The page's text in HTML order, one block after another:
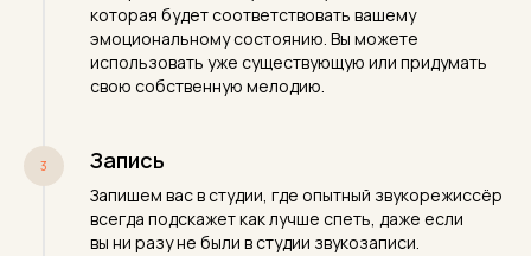
которая будет соответствовать вашему
эмоциональному состоянию. Вы можете
использовать уже существующую или придумать
свою собственную мелодию.
Запись
Запишем вас в студии, где опытный звукорежиссёр
всегда подскажет как лучше спеть, даже если
вы ни разу не были в студии звукозаписи.